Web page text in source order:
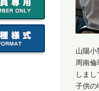
山陽
周南
しま
子供の